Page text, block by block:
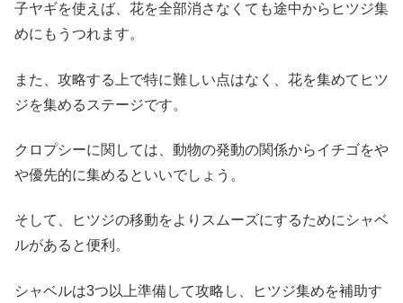
子ヤギを使えば、花を全部消さなくても途中からヒツジ集
めにもうつれます。
また、攻略する上で特に難しい点はなく、花を集めてヒツ
ジを集めるステージです。
クロプシーに関しては、動物の発動の関係からイチゴをや
や優先的に集めるといいでしょう。
そして、ヒツジの移動をよりスムーズにするためにシャベ
ルがあると便利。
シャベルは3つ以上準備して攻略し、ヒツジ集めを補助す